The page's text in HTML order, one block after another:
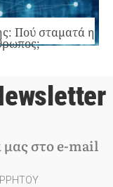
Πού σταματά η
μας στο e-mail